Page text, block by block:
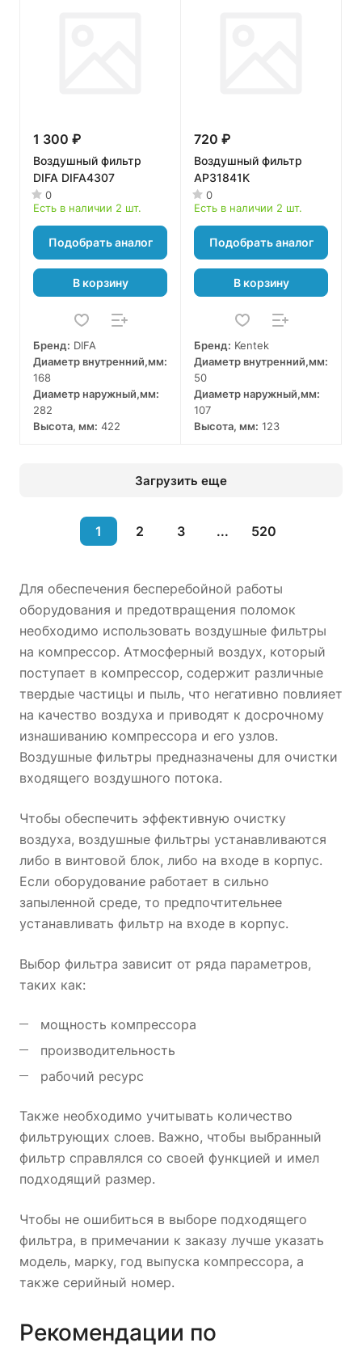
1 300 ₽
Воздушный фильтр
DIFA DIFA4307
0
Есть в наличии 2 шт.
Подобрать аналог
В корзину
Бренд: DIFA
Диаметр внутренний,мм:
168
Диаметр наружный,мм:
282
Высота, мм: 422
720 ₽
Воздушный фильтр
AP31841K
0
Есть в наличии 2 шт.
Подобрать аналог
В корзину
Бренд: Kentek
Диаметр внутренний,мм:
50
Диаметр наружный,мм:
107
Высота, мм: 123
Загрузить еще
1 2 3 ... 520
Для обеспечения бесперебойной работы
оборудования и предотвращения поломок
необходимо использовать воздушные фильтры
на компрессор. Атмосферный воздух, который
поступает в компрессор, содержит различные
твердые частицы и пыль, что негативно повлияет
на качество воздуха и приводят к досрочному
изнашиванию компрессора и его узлов.
Воздушные фильтры предназначены для очистки
входящего воздушного потока.
Чтобы обеспечить эффективную очистку
воздуха, воздушные фильтры устанавливаются
либо в винтовой блок, либо на входе в корпус.
Если оборудование работает в сильно
запыленной среде, то предпочтительнее
устанавливать фильтр на входе в корпус.
Выбор фильтра зависит от ряда параметров,
таких как:
мощность компрессора
производительность
рабочий ресурс
Также необходимо учитывать количество
фильтрующих слоев. Важно, чтобы выбранный
фильтр справлялся со своей функцией и имел
подходящий размер.
Чтобы не ошибиться в выборе подходящего
фильтра, в примечании к заказу лучше указать
модель, марку, год выпуска компрессора, а
также серийный номер.
Рекомендации по